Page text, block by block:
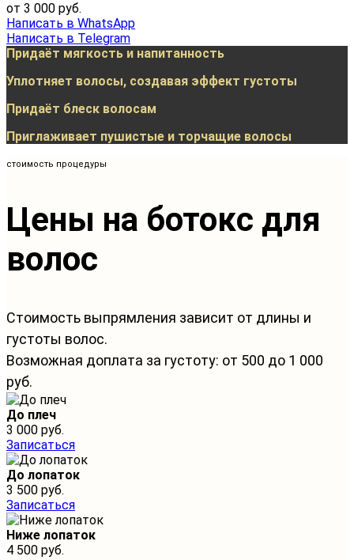
от 3 000 руб.
Написать в WhatsApp
Написать в Telegram
Придаёт мягкость и напитанность
Уплотняет волосы, создавая эффект густоты
Придаёт блеск волосам
Приглаживает пушистые и торчащие волосы
стоимость процедуры
Цены на ботокс для
волос
Стоимость выпрямления зависит от длины и
густоты волос.
Возможная доплата за густоту: от 500 до 1 000
руб.
До плеч
3 000 руб.
Записаться
До лопаток
3 500 руб.
Записаться
Ниже лопаток
4 500 руб.